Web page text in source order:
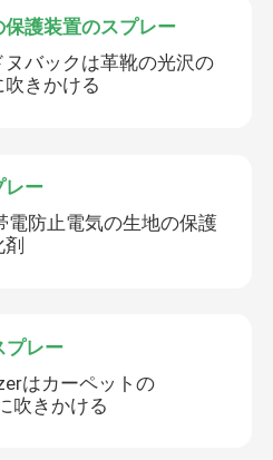
護装置のスプレー
バックは革靴の光沢の
きかける
レー
電防止電気の生地の保護
剤
プレー
はカーペットの
吹きかける